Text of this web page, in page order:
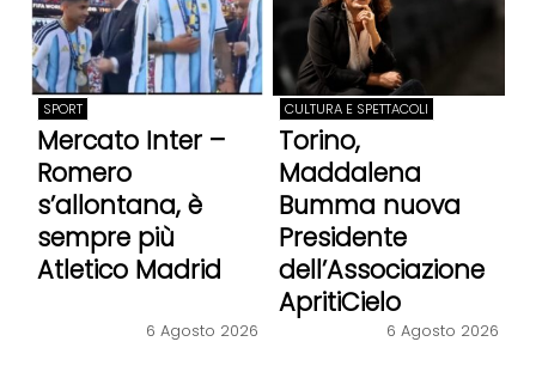
SPORT
Mercato Inter –
Romero
s’allontana, è
sempre più
Atletico Madrid
6 Agosto 2026
CULTURA E SPETTACOLI
Torino,
Maddalena
Bumma nuova
Presidente
dell’Associazione
ApritiCielo
6 Agosto 2026